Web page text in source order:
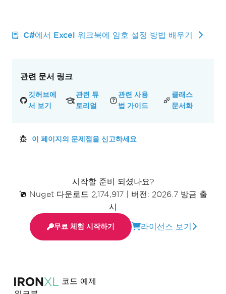
코드 예제
C#에서 Excel 워크북에 암호 설정 방법 배우기
관련 문서 링크
깃허브에
서 보기
관련 튜
토리얼
관련 사용
법 가이드
클래스
문서화
이 페이지의 문제점을 신고하세요
시작할 준비 되셨나요?
Nuget 다운로드 2,174,917
버전: 2026.7 방금 출
시
무료 체험 시작하기 라이선스 보기